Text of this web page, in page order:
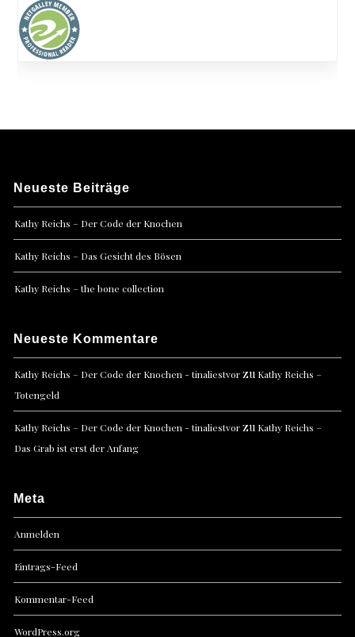
Neueste Beiträge
Kathy Reichs – Der Code der Knochen
Kathy Reichs – Das Gesicht des Bösen
Kathy Reichs – the bone collection
Neueste Kommentare
Kathy Reichs – Der Code der Knochen - tinaliestvorzu Kathy Reichs –
Totengeld
Kathy Reichs – Der Code der Knochen - tinaliestvorzu Kathy Reichs –
Das Grab ist erst der Anfang
Meta
Anmelden
Eintrags-Feed
Kommentar-Feed
WordPress.org